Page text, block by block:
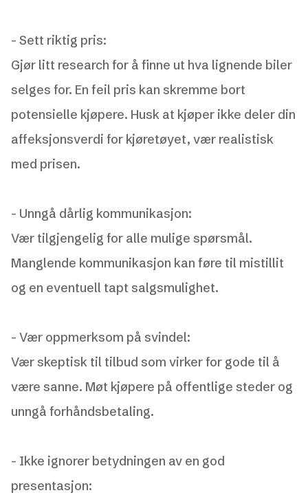
- Sett riktig pris:
Gjør litt research for å finne ut hva lignende biler
selges for. En feil pris kan skremme bort
potensielle kjøpere. Husk at kjøper ikke deler din
affeksjonsverdi for kjøretøyet, vær realistisk
med prisen.
- Unngå dårlig kommunikasjon:
Vær tilgjengelig for alle mulige spørsmål.
Manglende kommunikasjon kan føre til mistillit
og en eventuell tapt salgsmulighet.
- Vær oppmerksom på svindel:
Vær skeptisk til tilbud som virker for gode til å
være sanne. Møt kjøpere på offentlige steder og
unngå forhåndsbetaling.
- Ikke ignorer betydningen av en god
presentasjon: